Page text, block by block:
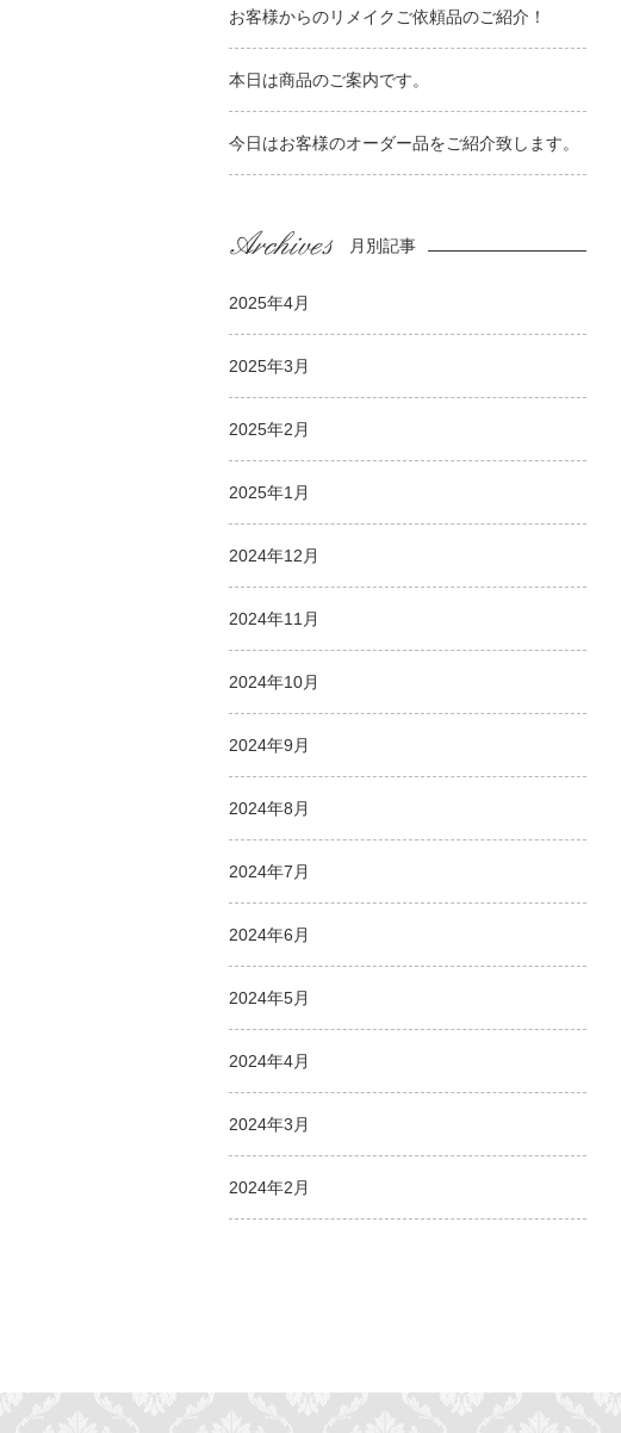
お客様からのリメイクご依頼品のご紹介！
本日は商品のご案内です。
今日はお客様のオーダー品をご紹介致します。
月別記事
2025年4月
2025年3月
2025年2月
2025年1月
2024年12月
2024年11月
2024年10月
2024年9月
2024年8月
2024年7月
2024年6月
2024年5月
2024年4月
2024年3月
2024年2月